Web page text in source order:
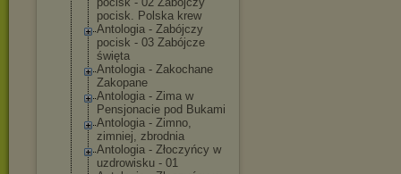
pocisk. Polska krew
Antologia - Zabójczy
pocisk - 03 Zabójcze
święta
Antologia - Zakochane
Zakopane
Antologia - Zima w
Pensjonacie pod Bukami
Antologia - Zimno,
zimniej, zbrodnia
Antologia - Złoczyńcy w
uzdrowisku - 01